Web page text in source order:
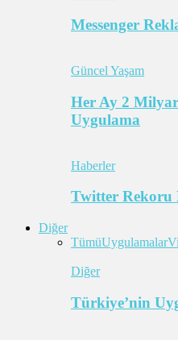
Messenger
Güncel Yaşam
Her Ay 2
Uygulama
Haberler
Twitter Rekoru
Diğer
TümüUygulamalar
Diğer
Türkiye’nin